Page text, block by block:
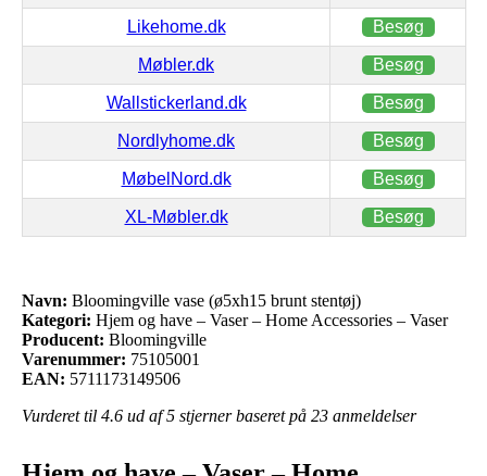
Likehome.dk Besøg
Møbler.dk Besøg
Wallstickerland.dk Besøg
Nordlyhome.dk Besøg
MøbelNord.dk Besøg
XL-Møbler.dk Besøg
Navn: Bloomingville vase (ø5xh15 brunt stentøj)
Kategori: Hjem og have – Vaser – Home Accessories – Vaser
Producent: Bloomingville
Varenummer: 75105001
EAN: 5711173149506
Vurderet til 4.6 ud af 5 stjerner baseret på 23 anmeldelser